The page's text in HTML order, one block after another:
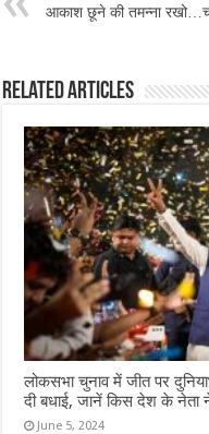
आकाश छूने की तमन्ना
Related Articles
लोकसभा चुनाव में जीत पर
दी बधाई, जानें किस देश के नेता
June 5, 2024